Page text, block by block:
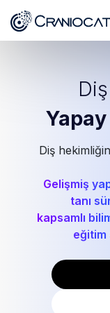
Diş
Gelişmiş
tanı
kapsamlı
eğitim